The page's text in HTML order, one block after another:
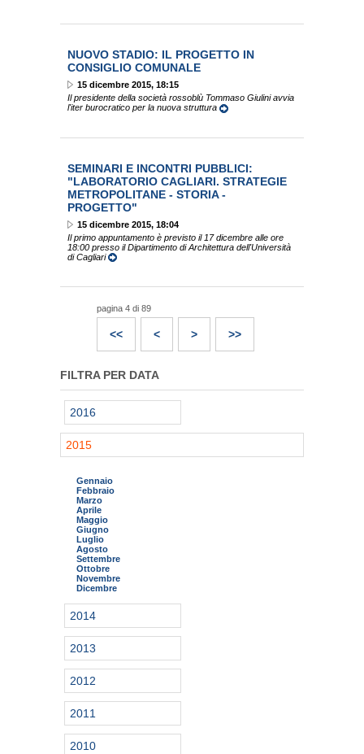
NUOVO STADIO: IL PROGETTO IN
CONSIGLIO COMUNALE
15 dicembre 2015, 18:15
Il presidente della società rossoblù Tommaso Giulini avvia
l'iter burocratico per la nuova struttura
SEMINARI E INCONTRI PUBBLICI:
"LABORATORIO CAGLIARI. STRATEGIE
METROPOLITANE - STORIA -
PROGETTO"
15 dicembre 2015, 18:04
Il primo appuntamento è previsto il 17 dicembre alle ore
18:00 presso il Dipartimento di Architettura dell'Università
di Cagliari
pagina 4 di 89
<< < > >>
FILTRA PER DATA
2016
2015
Gennaio
Febbraio
Marzo
Aprile
Maggio
Giugno
Luglio
Agosto
Settembre
Ottobre
Novembre
Dicembre
2014
2013
2012
2011
2010